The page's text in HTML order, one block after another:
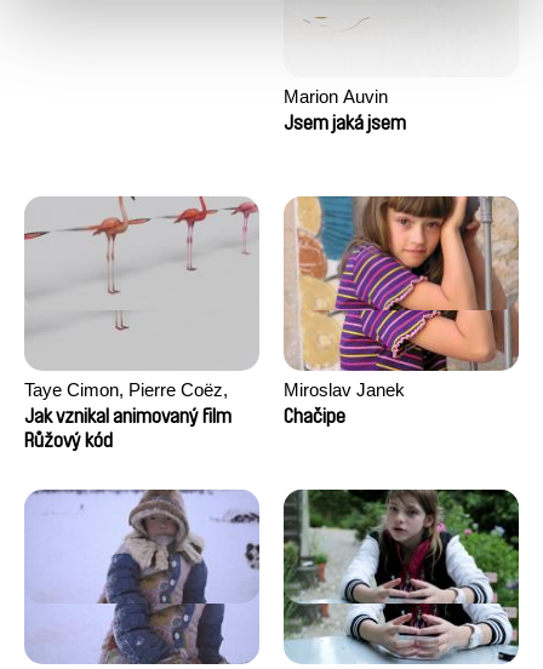
Marion Auvin
Jsem jaká jsem
Taye Cimon, Pierre Coëz,
Julie Groux, Sandra Leydier,
Manuarii Morel, Romain
Jak vznikal animovaný film
Růžový kód
Miroslav Janek
Chačipe